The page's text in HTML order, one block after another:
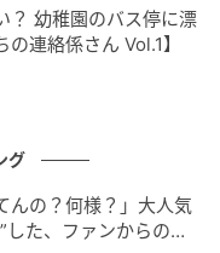
？ 幼稚園のバス停に漂
連絡係さん Vol.1】
グ
んの？何様？」大人気
した、ファンからの